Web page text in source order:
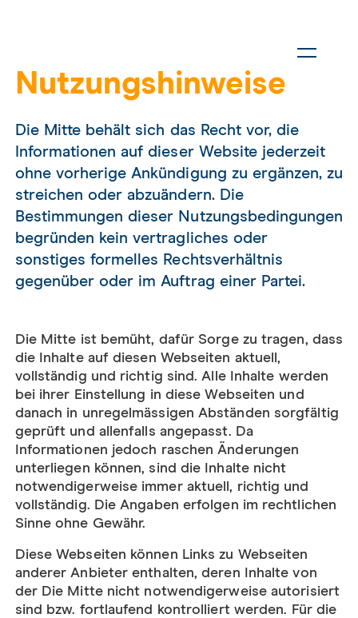
Nutzungshinweise
Die Mitte behält sich das Recht vor, die
Informationen auf dieser Website jederzeit
ohne vorherige Ankündigung zu ergänzen, zu
streichen oder abzuändern. Die
Bestimmungen dieser Nutzungsbedingungen
begründen kein vertragliches oder
sonstiges formelles Rechtsverhältnis
gegenüber oder im Auftrag einer Partei.
Die Mitte ist bemüht, dafür Sorge zu tragen, dass
die Inhalte auf diesen Webseiten aktuell,
vollständig und richtig sind. Alle Inhalte werden
bei ihrer Einstellung in diese Webseiten und
danach in unregelmässigen Abständen sorgfältig
geprüft und allenfalls angepasst. Da
Informationen jedoch raschen Änderungen
unterliegen können, sind die Inhalte nicht
notwendigerweise immer aktuell, richtig und
vollständig. Die Angaben erfolgen im rechtlichen
Sinne ohne Gewähr.
Diese Webseiten können Links zu Webseiten
anderer Anbieter enthalten, deren Inhalte von
der Die Mitte nicht notwendigerweise autorisiert
sind bzw. fortlaufend kontrolliert werden. Für die